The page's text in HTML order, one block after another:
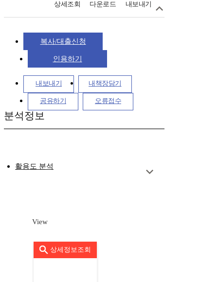
상세조회 다운로드 내보내기
복사/대출신청
인용하기
내보내기 내책장담기
공유하기 오류접수
분석정보
활용도 분석
View
상세정보조회